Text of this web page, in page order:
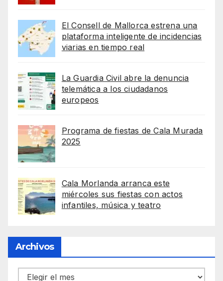
El Consell de Mallorca estrena una
plataforma inteligente de incidencias
viarias en tiempo real
La Guardia Civil abre la denuncia
telemática a los ciudadanos
europeos
Programa de fiestas de Cala Murada
2025
Cala Morlanda arranca este
miércoles sus fiestas con actos
infantiles, música y teatro
Archivos
Archivos